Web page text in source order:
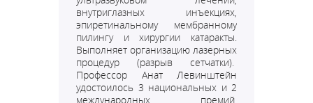
внутриглазных инъекциях,
эпиретинальному мембранному
пилингу и хирургии катаракты.
Выполняет организацию лазерных
процедур (разрыв сетчатки).
Профессор Анат Левинштейн
удостоилось 3 национальных и 2
международных премий,